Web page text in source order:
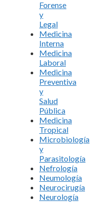
Forense
y
Legal
Medicina
Interna
Medicina
Laboral
Medicina
Preventiva
y
Salud
Pública
Medicina
Tropical
Microbiología
y
Parasitología
Nefrología
Neumología
Neurocirugía
Neurología